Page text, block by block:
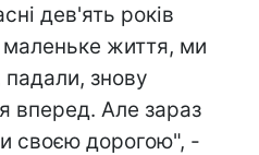
дев'ять років
життя, ми
падали, знову
вперед. Але зараз
своєю дорогою", -